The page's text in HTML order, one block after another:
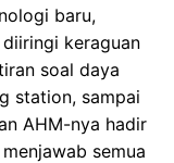
baru,
keraguan
soal daya
station, sampai
AHM-nya hadir
semua